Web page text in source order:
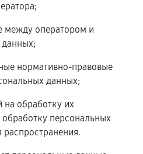
между оператором и
нормативно-правовые
данных;
на обработку их
персональных